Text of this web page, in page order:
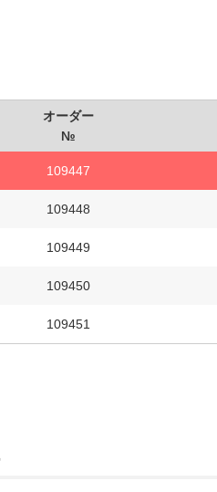
オーダー
№
109447
109448
109449
109450
109451